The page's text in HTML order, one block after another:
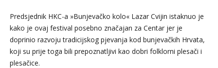
Predsjednik HKC-a »Bunjevačko kolo« Lazar Cvijin istaknuo je
kako je ovaj festival posebno značajan za Centar jer je
doprinio razvoju tradicijskog pjevanja kod bunjevačkih Hrvata,
koji su prije toga bili prepoznatljivi kao dobri folklorni plesači i
plesačice.